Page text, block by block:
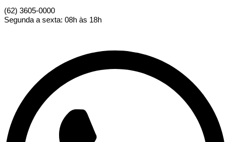
(62) 3605-0000
Segunda a sexta: 08h às 18h